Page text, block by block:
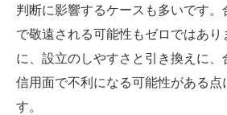
判断に影響するケースも多いです
で敬遠される可能性もゼロではあり
に、設立のしやすさと引き換えに
信用面で不利になる可能性がある
す。